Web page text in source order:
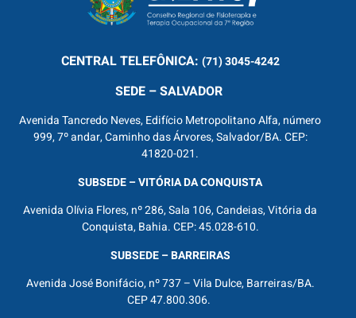
CENTRALTELEFÔNICA: (71) 3045-4242
SEDE – SALVADOR
Avenida Tancredo Neves, Edifício Metropolitano Alfa, número
999, 7º andar, Caminho das Árvores, Salvador/BA. CEP:
41820-021.
SUBSEDE – VITÓRIA DA CONQUISTA
Avenida Olívia Flores, nº 286, Sala 106, Candeias, Vitória da
Conquista, Bahia. CEP: 45.028-610.
SUBSEDE – BARREIRAS
Avenida José Bonifácio, nº 737 – Vila Dulce, Barreiras/BA.
CEP 47.800.306.